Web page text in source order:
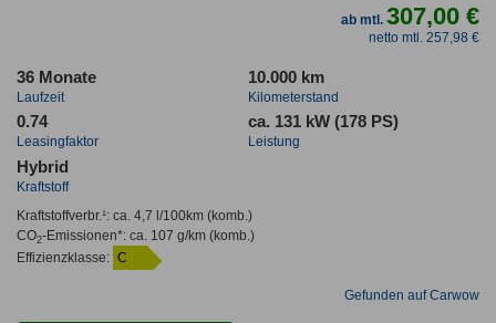
ab mtl.307,00 €
netto mtl. 257,98 €
36 Monate
Laufzeit
10.000 km
Kilometerstand
0.74
Leasingfaktor
ca. 131 kW (178 PS)
Leistung
Hybrid
Kraftstoff
Kraftstoffverbr.¹: ca. 4,7 l/100km(komb.)
CO2-Emissionen*: ca. 107 g/km(komb.)
Effizienzklasse: C
Gefunden auf Carwow